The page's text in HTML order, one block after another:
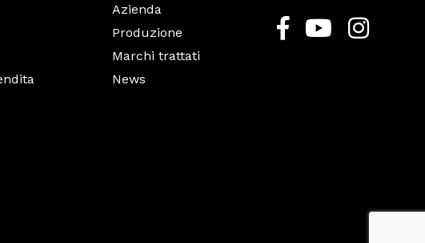
Azienda
Produzione
Marchi trattati
News